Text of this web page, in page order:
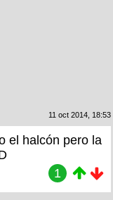
11 oct 2014, 18:53
el halcón pero la
1